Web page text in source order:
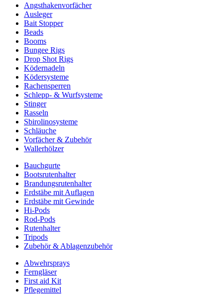
Angsthakenvorfächer
Ausleger
Bait Stopper
Beads
Booms
Bungee Rigs
Drop Shot Rigs
Ködernadeln
Ködersysteme
Rachensperren
Schlepp- & Wurfsysteme
Stinger
Rasseln
Sbirolinosysteme
Schläuche
Vorfächer & Zubehör
Wallerhölzer
Bauchgurte
Bootsrutenhalter
Brandungsrutenhalter
Erdstäbe mit Auflagen
Erdstäbe mit Gewinde
Hi-Pods
Rod-Pods
Rutenhalter
Tripods
Zubehör & Ablagenzubehör
Abwehrsprays
Ferngläser
First aid Kit
Pflegemittel